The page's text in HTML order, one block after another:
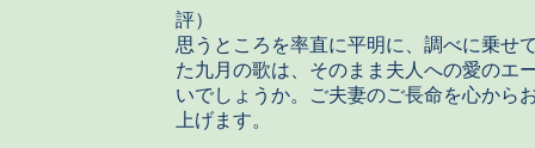
評）
思うところを率直に平明に、調べに乗せ
た九月の歌は、そのまま夫人への愛のエ
いでしょうか。ご夫妻のご長命を心から
上げます。